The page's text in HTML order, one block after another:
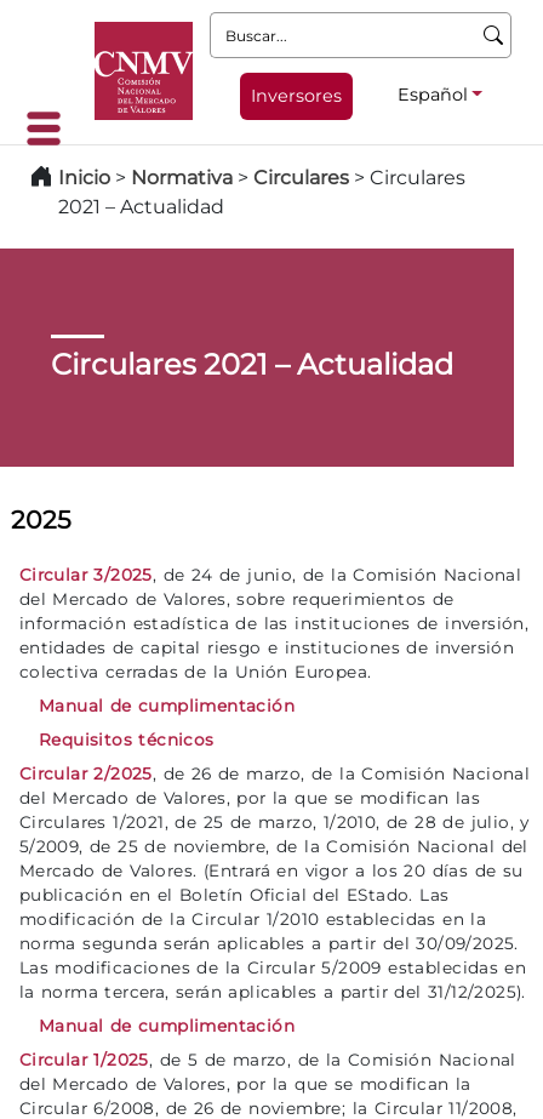
Buscar:
Inversores Español
Inicio > Normativa > Circulares > Circulares
2021 – Actualidad
Circulares 2021 – Actualidad
2025
Circular 3/2025, de 24 de junio, de la Comisión Nacional
del Mercado de Valores, sobre requerimientos de
información estadística de las instituciones de inversión,
entidades de capital riesgo e instituciones de inversión
colectiva cerradas de la Unión Europea.
Manual de cumplimentación
Requisitos técnicos
Circular 2/2025, de 26 de marzo, de la Comisión Nacional
del Mercado de Valores, por la que se modifican las
Circulares 1/2021, de 25 de marzo, 1/2010, de 28 de julio, y
5/2009, de 25 de noviembre, de la Comisión Nacional del
Mercado de Valores. (Entrará en vigor a los 20 días de su
publicación en el Boletín Oficial del EStado. Las
modificación de la Circular 1/2010 establecidas en la
norma segunda serán aplicables a partir del 30/09/2025.
Las modificaciones de la Circular 5/2009 establecidas en
la norma tercera, serán aplicables a partir del 31/12/2025).
Manual de cumplimentación
Circular 1/2025, de 5 de marzo, de la Comisión Nacional
del Mercado de Valores, por la que se modifican la
Circular 6/2008, de 26 de noviembre; la Circular 11/2008,